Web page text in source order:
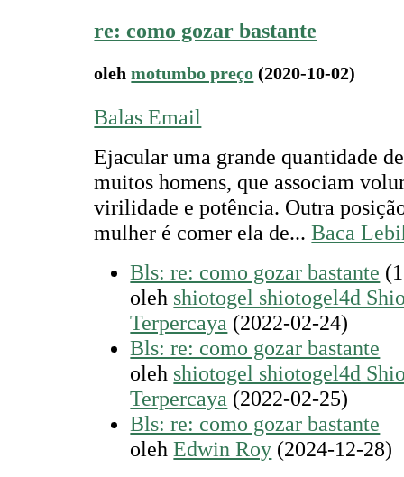
re: como gozar bastante
olehmotumbo preço (2020-10-02)
Balas Email
Ejacular uma grande quantidade
muitos homens, que associam
virilidade e potência. Outra
mulher é comer ela de...Baca
Bls: re: como gozar bastante
oleh shiotogel shiotogel4d
Terpercaya (2022-02-24)
Bls: re: como gozar bastante
oleh shiotogel shiotogel4d
Terpercaya (2022-02-25)
Bls: re: como gozar bastante
olehEdwin Roy (2024-12-28)